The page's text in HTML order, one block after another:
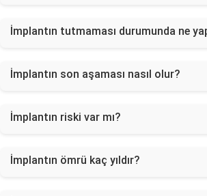
İmplantın tutmaması durumunda ne
İmplantın son aşaması nasıl olur?
İmplantın riski var mı?
İmplantın ömrü kaç yıldır?